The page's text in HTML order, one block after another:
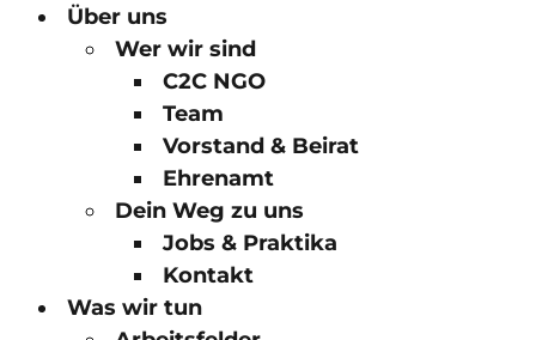
Über uns
Wer wir sind
C2C NGO
Team
Vorstand & Beirat
Ehrenamt
Dein Weg zu uns
Jobs & Praktika
Kontakt
Was wir tun